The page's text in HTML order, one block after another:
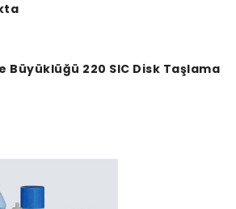
Büyüklüğü 220 SIC Disk Taşlama